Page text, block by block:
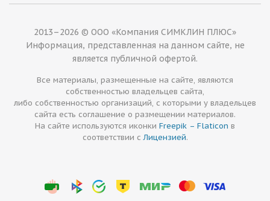
2013–2026 © ООО «Компания СИМКЛИН ПЛЮС»
Информация, представленная на данном сайте, не
является публичной офертой.
Все материалы, размещенные на сайте, являются
собственностью владельцев сайта,
либо собственностью организаций, с которыми у владельцев
сайта есть соглашение о размещении материалов.
На сайте используются иконки Freepik – Flaticon в
соответствии сЛицензией.